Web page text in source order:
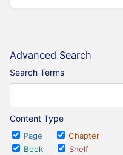
Advanced Search
Search Terms
Content Type
Page
Chapter
Book
Shelf